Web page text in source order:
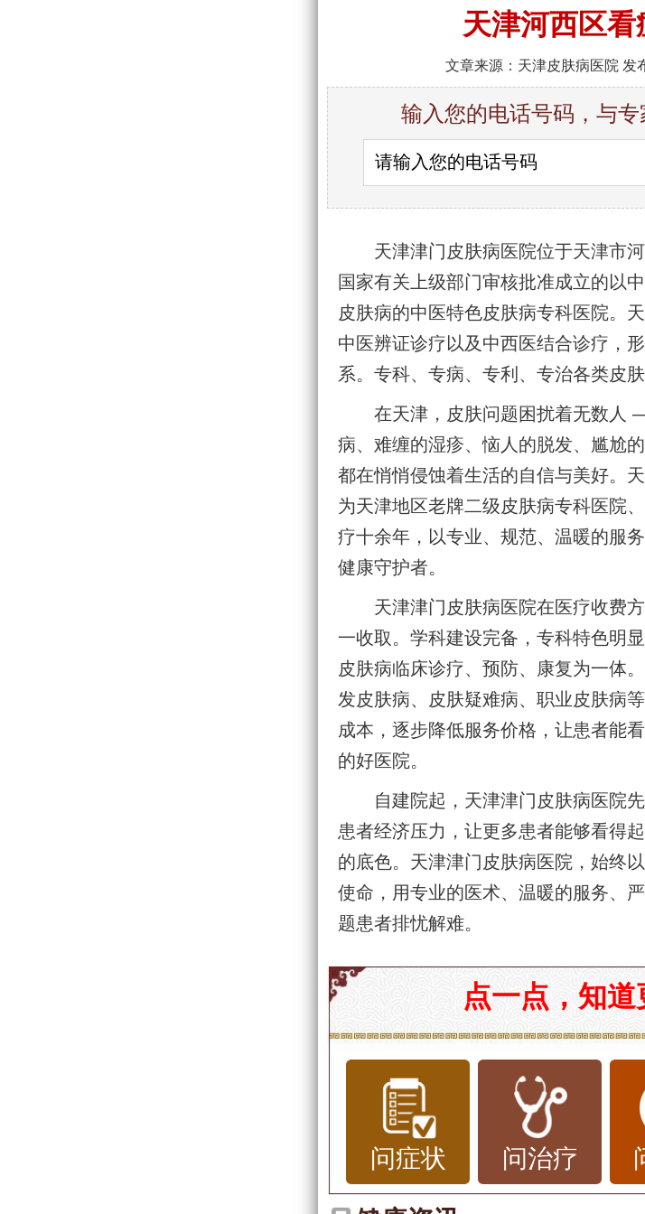
天津河西区
文章来源：天津皮肤病医院 发
输入您的电话号码，与
天津津门皮肤病医院位于天津市
国家有关上级部门审核批准成立的以
皮肤病的中医特色皮肤病专科医院。
中医辨证诊疗以及中西医结合诊疗，
系。专科、专病、专利、专治各类皮肤
在天津，皮肤问题困扰着无数人
病、难缠的湿疹、恼人的脱发、尴尬
都在悄悄侵蚀着生活的自信与美好。
为天津地区老牌二级皮肤病专科医院
疗十余年，以专业、规范、温暖的服
健康守护者。
天津津门皮肤病医院在医疗收费
一收取。学科建设完备，专科特色明
皮肤病临床诊疗、预防、康复为一体
发皮肤病、皮肤疑难病、职业皮肤病
成本，逐步降低服务价格，让患者能
的好医院。
自建院起，天津津门皮肤病医院
患者经济压力，让更多患者能够看得
的底色。天津津门皮肤病医院，始终
使命，用专业的医术、温暖的服务、
题患者排忧解难。
点一点，知
问症状 问治疗